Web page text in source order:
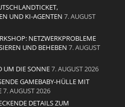
UND KI-AGENTEN 7. AUGUST
NETZWERKPROBLEME
UND BEHEBEN 7. AUGUST
UM DIE SONNE7. AUGUST 2026
GAMEBABY-HÜLLE MIT
7. AUGUST 2026
DETAILS ZUM